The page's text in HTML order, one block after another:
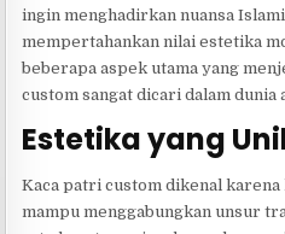
ingin menghadirkan nuansa
mempertahankan nilai estetika
beberapa aspek utama yang
custom sangat dicari dalam
Estetika yang
Kaca patri custom dikenal karena
mampu menggabungkan unsur